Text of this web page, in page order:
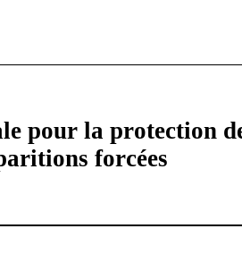
pour la protection
forcées